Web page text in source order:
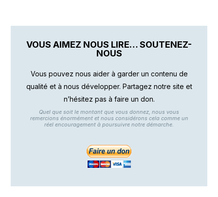
VOUS AIMEZ NOUS LIRE… SOUTENEZ-
NOUS
Vous pouvez nous aider à garder un contenu de
qualité et à nous développer. Partagez notre site et
n’hésitez pas à faire un don.
Quel que soit le montant que vous donnez, nous vous
remercions énormément et nous considérons cela comme un
réel encouragement à poursuivre notre démarche.